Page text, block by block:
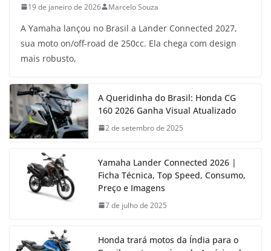
19 de janeiro de 2026 Marcelo Souza
A Yamaha lançou no Brasil a Lander Connected 2027,
sua moto on/off-road de 250cc. Ela chega com design
mais robusto,
A Queridinha do Brasil: Honda CG
160 2026 Ganha Visual Atualizado
2 de setembro de 2025
Yamaha Lander Connected 2026 |
Ficha Técnica, Top Speed, Consumo,
Preço e Imagens
7 de julho de 2025
Honda trará motos da Índia para o